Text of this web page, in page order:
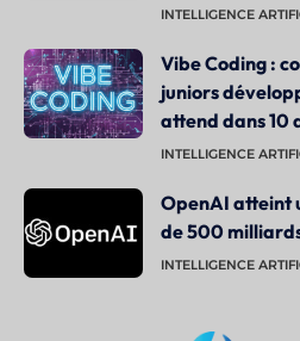
INTELLIGENCE
Vibe Coding :
juniors
attend dans 10
INTELLIGENCE
OpenAI atteint
de 500
INTELLIGENCE